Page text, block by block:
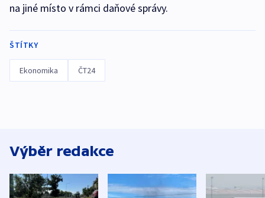
na jiné místo v rámci daňové správy.
ŠTÍTKY
Ekonomika ČT24
Výběr redakce